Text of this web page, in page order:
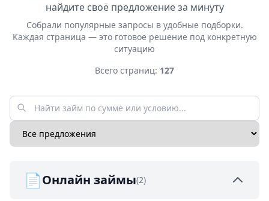
найдите своё предложение за минуту
Собрали популярные запросы в удобные подборки.
Каждая страница — это готовое решение под конкретную
ситуацию
Всего страниц: 127
📄Онлайн займы(2)